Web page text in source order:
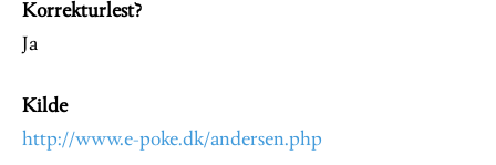
Korrekturlest?
Ja
Kilde
http://www.e-poke.dk/andersen.php